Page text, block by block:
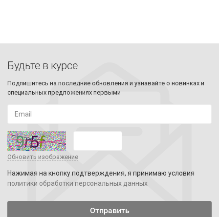
Будьте в курсе
Подпишитесь на последние обновления и узнавайте о новинках и
специальных предложениях первыми
Обновить изображение
Нажимая на кнопку подтверждения, я принимаю условия
политики обработки персональных данных